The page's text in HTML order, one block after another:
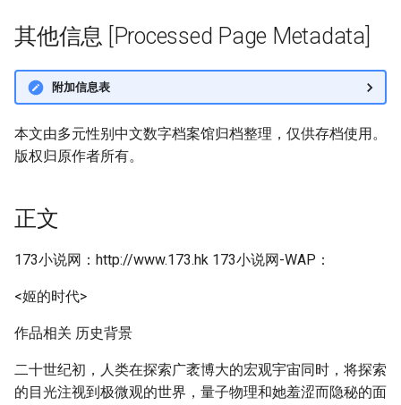
其他信息 [Processed Page Metadata]
附加信息表
本文由多元性别中文数字档案馆归档整理，仅供存档使用。
版权归原作者所有。
正文
173小说网：http://www.173.hk 173小说网-WAP：
<姬的时代>
作品相关 历史背景
二十世纪初，人类在探索广袤博大的宏观宇宙同时，将探索
的目光注视到极微观的世界，量子物理和她羞涩而隐秘的面